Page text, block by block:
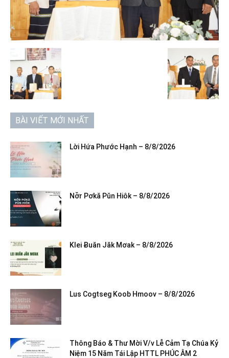
BÀI VIẾT MỚI NHẤT
Lời Hứa Phước Hạnh – 8/8/2026
Nơ̆r Pơkă Pŭn Hiôk – 8/8/2026
Klei Ƀuăn Jăk Mơak – 8/8/2026
Lus Cogtseg Koob Hmoov – 8/8/2026
Thông Báo & Thư Mời V/v Lễ Cảm Tạ Chúa Kỷ
Niệm 15 Năm Tái Lập HTTL PHÚC ÂM 2